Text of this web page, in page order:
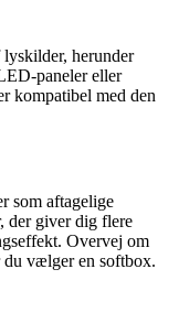
herunder
paneler eller
kompatibel med den
som aftagelige
der giver dig flere
Overvej om
du vælger en softbox.